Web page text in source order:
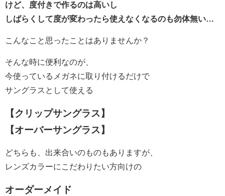
けど、度付きで作るのは高いし
しばらくして度が変わったら使えなくなるのも勿体無い…
こんなこと思ったことはありませんか？
そんな時に便利なのが、
今使っているメガネに取り付けるだけで
サングラスとして使える
【クリップサングラス】
【オーバーサングラス】
どちらも、出来合いのものもありますが、
レンズカラーにこだわりたい方向けの
オーダーメイド